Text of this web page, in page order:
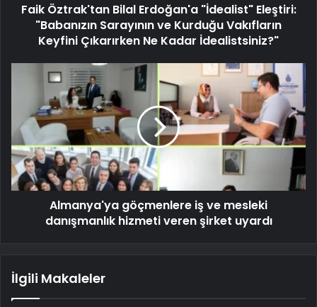
Faik Öztrak'tan Bilal Erdoğan'a "İdealist" Eleştiri:
"Babanızın Sarayının ve Kurduğu Vakıfların
Keyfini Çıkarırken Ne Kadar İdealistsiniz?"
Almanya'ya göçmenlere iş ve mesleki
danışmanlık hizmeti veren şirket uyardı
İlgili Makaleler